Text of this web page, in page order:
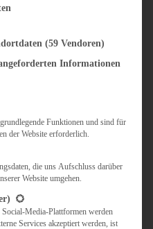
CHUTNEYS
UNTERWEGS
(59 Vendoren)
Informationen
die eine Einwilligung erteilt werden
Funktionen und sind für
der Website erforderlich.
die uns Aufschluss darüber
Website umgehen.
Media-Plattformen werden
Services akzeptiert werden, ist